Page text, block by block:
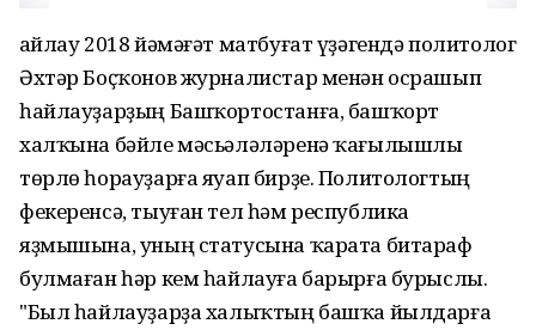
Һайлау 2018 йәмәғәт матбуғат үҙәгендә политолог
Әхтәр Боҫҡонов журналистар менән осрашып
һайлауҙарҙың Башҡортостанға, башҡорт
халҡына бәйле мәсьәләләренә ҡағылышлы
төрлө һорауҙарға яуап бирҙе. Политологтың
фекеренсә, тыуған тел һәм республика
яҙмышына, уның статусына ҡарата битараф
булмаған һәр кем һайлауға барырға бурыслы.
"Был һайлауҙарҙа халыҡтың башҡа йылдарға